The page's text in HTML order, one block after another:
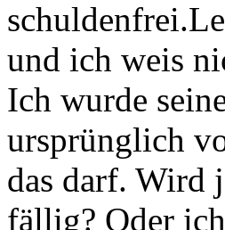
und ich weis
Ich wurde
ursprünglich
das darf. Wird
fällig? Oder